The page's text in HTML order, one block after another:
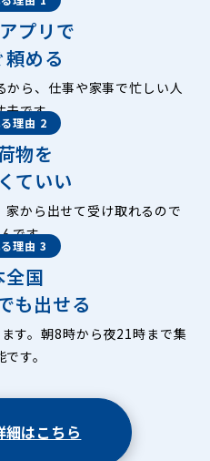
プリで
める
ら、仕事や家事で忙しい人
夫です。
理由 2
物を
ていい
から出せて受け取れるので
です。
理由 3
全国
も出せる
す。朝8時から夜21時まで集
す。
細はこちら